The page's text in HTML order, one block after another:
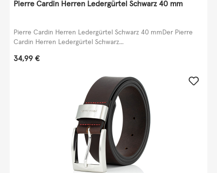
Pierre Cardin Herren Ledergürtel Schwarz 40 mm
Pierre Cardin Herren Ledergürtel Schwarz 40 mmDer Pierre
Cardin Herren Ledergürtel Schwarz...
Regulärer Preis:
34,99 €